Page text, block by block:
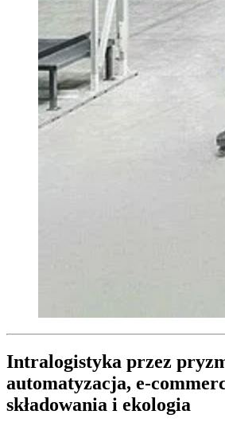
Intralogistyka przez
automatyzacja, e-
składowania i ekologia